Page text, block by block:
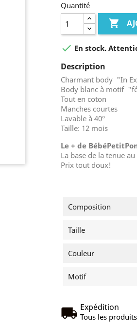
Quantité

 En stock.
Description
Charmant body "In
Body blanc à motif
Tout en coton
Manches courtes
Lavable à 40°
Taille: 12 mois
Le + de
La base de la tenue
Prix tout doux!
Composition
Taille
Couleur
Motif
Expédition
Tous les